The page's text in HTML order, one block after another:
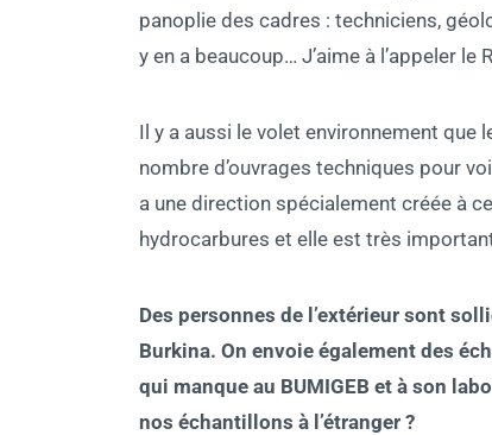
panoplie des cadres : techniciens,
y en a beaucoup… J’aime à l’appeler
Il y a aussi le volet environnement que
nombre d’ouvrages techniques pour
a une direction spécialement créée à
hydrocarbures et elle est très
Des personnes de l’extérieur sont
Burkina. On envoie également des
qui manque au BUMIGEB et à son
nos échantillons à l’étranger ?